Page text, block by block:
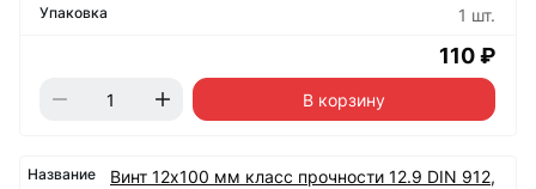
1 шт.
110 ₽
В корзину
Винт 12х100 мм класс прочности 12.9 DIN 912,